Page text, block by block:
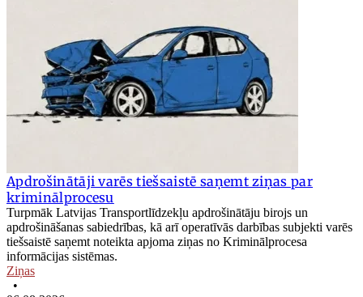
Apdrošinātāji varēs tiešsaistē saņemt ziņas par
kriminālprocesu
Turpmāk Latvijas Transportlīdzekļu apdrošinātāju birojs un
apdrošināšanas sabiedrības, kā arī operatīvās darbības subjekti varēs
tiešsaistē saņemt noteikta apjoma ziņas no Kriminālprocesa
informācijas sistēmas.
Ziņas
•